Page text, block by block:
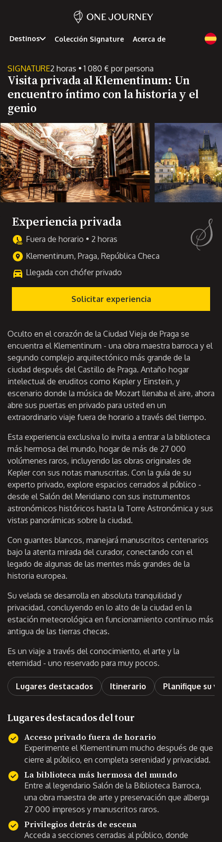
Destinos Colección Signature Acerca de
SIGNATURE2 horas • 1 080 € por persona
Visita privada al Klementinum: Un
encuentro íntimo con la historia y el
genio
Experiencia privada
Fuera de horario • 2 horas
Klementinum, Praga, República Checa
Llegada con chófer privado
Solicitar experiencia
Oculto en el corazón de la Ciudad Vieja de Praga se
encuentra el Klementinum - una obra maestra barroca y el
segundo complejo arquitectónico más grande de la
ciudad después del Castillo de Praga. Antaño hogar
intelectual de eruditos como Kepler y Einstein, y
escenario donde la música de Mozart llenaba el aire, ahora
abre sus puertas en privado para usted en un
extraordinario viaje fuera de horario a través del tiempo.
Esta experiencia exclusiva lo invita a entrar a la biblioteca
más hermosa del mundo, hogar de más de 27 000
volúmenes raros, incluyendo las obras originales de
Kepler con sus notas manuscritas. Con la guía de su
experto privado, explore espacios cerrados al público -
desde el Salón del Meridiano con sus instrumentos
astronómicos históricos hasta la Torre Astronómica y sus
vistas panorámicas sobre la ciudad.
Con guantes blancos, manejará manuscritos centenarios
bajo la atenta mirada del curador, conectando con el
legado de algunas de las mentes más grandes de la
historia europea.
Su velada se desarrolla en absoluta tranquilidad y
privacidad, concluyendo en lo alto de la ciudad en la
estación meteorológica en funcionamiento continuo más
antigua de las tierras checas.
Es un viaje a través del conocimiento, el arte y la
eternidad - uno reservado para muy pocos.
Lugares destacados Itinerario Planifique su
Lugares destacados del tour
Acceso privado fuera de horario
Experimente el Klementinum mucho después de que
cierre al público, en completa serenidad y privacidad.
La biblioteca más hermosa del mundo
Entre al legendario Salón de la Biblioteca Barroca,
una obra maestra de arte y preservación que alberga
27 000 impresos y manuscritos raros.
Privilegios detrás de escena
Acceda a secciones cerradas al público, donde